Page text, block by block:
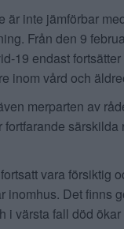
är inte jämförbar
Från den 9
19 endast fortsätter
inom vård och
merparten av
särskilda
vara försiktig
inomhus. Det finns
i värsta fall död